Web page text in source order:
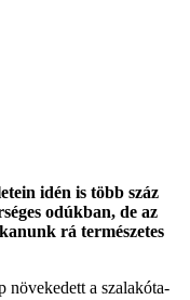
idén is több száz
odúkban, de az
rá természetes
növekedett a szalakóta-